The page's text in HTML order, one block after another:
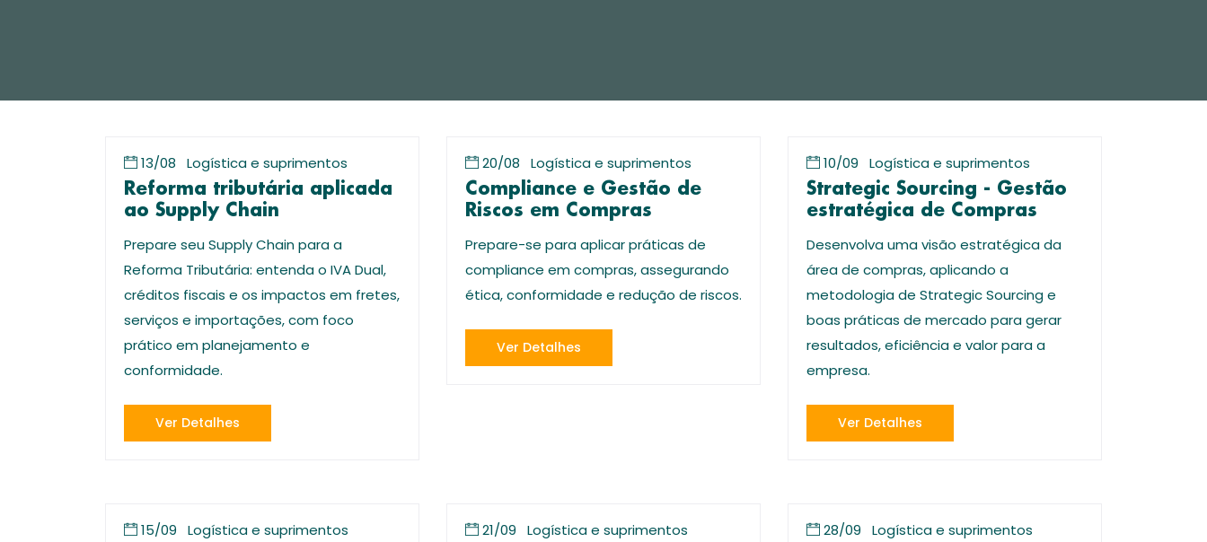
13/08 Logística e suprimentos
Reforma tributária aplicada
ao Supply Chain
Prepare seu Supply Chain para a
Reforma Tributária: entenda o IVA Dual,
créditos fiscais e os impactos em fretes,
serviços e importações, com foco
prático em planejamento e
conformidade.
Ver Detalhes
20/08 Logística e suprimentos
Compliance e Gestão de
Riscos em Compras
Prepare-se para aplicar práticas de
compliance em compras, assegurando
ética, conformidade e redução de riscos.
Ver Detalhes
10/09 Logística e suprimentos
Strategic Sourcing - Gestão
estratégica de Compras
Desenvolva uma visão estratégica da
área de compras, aplicando a
metodologia de Strategic Sourcing e
boas práticas de mercado para gerar
resultados, eficiência e valor para a
empresa.
Ver Detalhes
15/09 Logística e suprimentos 21/09 Logística e suprimentos 28/09 Logística e suprimentos